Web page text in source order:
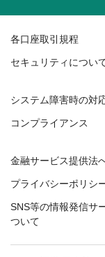
各口座取引規程
セキュリティについ
システム障害時の対
コンプライアンス
金融サービス提供法
プライバシーポリシ
SNS等の情報発信サ
ついて